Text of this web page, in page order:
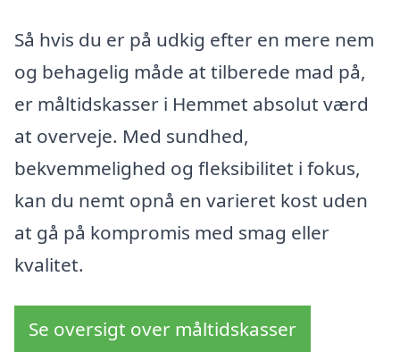
Så hvis du er på udkig efter en mere nem
og behagelig måde at tilberede mad på,
er måltidskasser i Hemmet absolut værd
at overveje. Med sundhed,
bekvemmelighed og fleksibilitet i fokus,
kan du nemt opnå en varieret kost uden
at gå på kompromis med smag eller
kvalitet.
Se oversigt over måltidskasser